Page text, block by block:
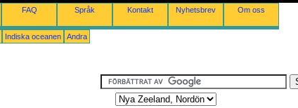
FAQ Språk Kontakt Nyhetsbrev Om oss
Indiska oceanen Andra